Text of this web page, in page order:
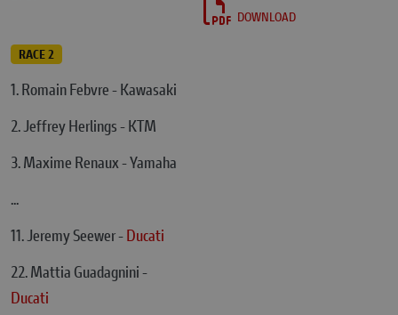
DOWNLOAD
RACE 2
1. Romain Febvre - Kawasaki
2. Jeffrey Herlings - KTM
3. Maxime Renaux - Yamaha
...
11. Jeremy Seewer -Ducati
22. Mattia Guadagnini -
Ducati